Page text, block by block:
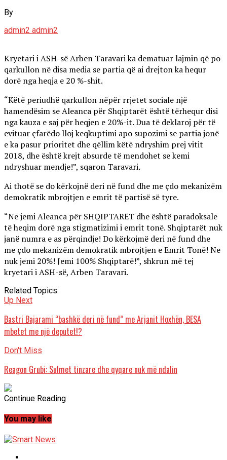
By
admin2 admin2
Kryetari i ASH-së Arben Taravari ka dematuar lajmin që po
qarkullon në disa media se partia që ai drejton ka hequr
dorë nga heqja e 20 %-shit.
“Këtë periudhë qarkullon nëpër rrjetet sociale një
hamendësim se Aleanca për Shqiptarët është tërhequr disi
nga kauza e saj për heqjen e 20%-it. Dua të deklaroj për të
evituar çfarëdo lloj keqkuptimi apo supozimi se partia jonë
e ka pasur prioritet dhe qëllim këtë ndryshim prej vitit
2018, dhe është krejt absurde të mendohet se kemi
ndryshuar mendje!”, sqaron Taravari.
Ai thotë se do kërkojnë deri në fund dhe me çdo mekanizëm
demokratik mbrojtjen e emrit të partisë së tyre.
“Ne jemi Aleanca për SHQIPTARËT dhe është paradoksale
të heqim dorë nga stigmatizimi i emrit tonë. Shqiptarët nuk
janë numra e as përqindje! Do kërkojmë deri në fund dhe
me çdo mekanizëm demokratik mbrojtjen e Emrit Tonë! Ne
nuk jemi 20%! Jemi 100% Shqiptarë!”, shkrun më tej
kryetari i ASH-së, Arben Taravari.
Related Topics:
Up Next
Bastri Bajarami “bashkë deri në fund” me Arjanit Hoxhën, BESA
mbetet me një deputet!?
Don't Miss
Reagon Grubi: Sulmet tinzare dhe qyqare nuk më ndalin
Continue Reading
You may like